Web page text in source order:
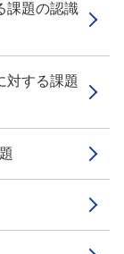
課題の認識
対する課題